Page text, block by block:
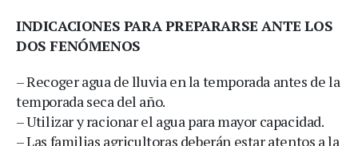
INDICACIONES PARA PREPARARSE ANTE LOS
DOS FENÓMENOS
– Recoger agua de lluvia en la temporada antes de la
temporada seca del año.
– Utilizar y racionar el agua para mayor capacidad.
– Las familias agricultoras deberán estar atentos a la